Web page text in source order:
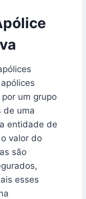
um grupo
de uma
entidade de
valor do
são
esses